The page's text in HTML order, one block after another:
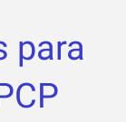
para